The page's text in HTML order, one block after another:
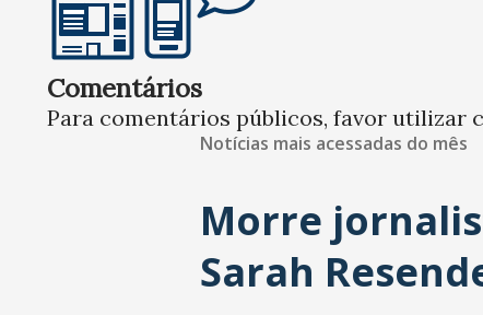
Comentários
Para comentários públicos, favor utilizar
Notícias mais acessadas do mês
Morre
Sarah